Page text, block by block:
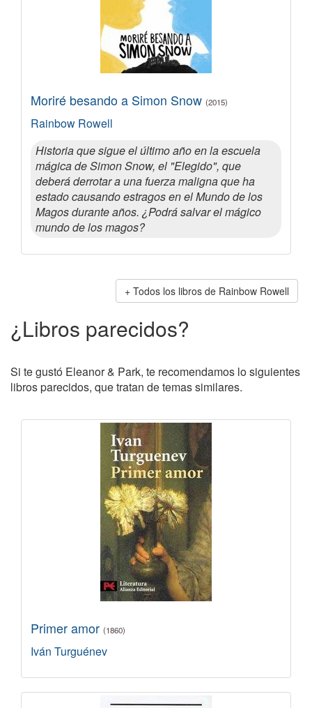
Moriré besando a Simon Snow (2015)
Rainbow Rowell
Historia que sigue el último año en la escuela
mágica de Simon Snow, el "Elegido", que
deberá derrotar a una fuerza maligna que ha
estado causando estragos en el Mundo de los
Magos durante años. ¿Podrá salvar el mágico
mundo de los magos?
Todos los libros de Rainbow Rowell
¿Libros parecidos?
Si te gustó Eleanor & Park, te recomendamos lo siguientes
libros parecidos, que tratan de temas similares.
Primer amor (1860)
Iván Turguénev